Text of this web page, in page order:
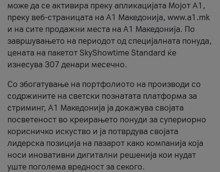
може да се активира преку апликацијата Мојот A1,
преку веб-страницата на А1 Македонија, www.a1.mk
и на сите продажни места на А1 Македонија. По
завршувањето на периодот од специјалната понуда,
цената на пакетот SkyShowtime Standard ќе
изнесува 307 денари месечно.
Со збогатување на портфолиото на производи со
содржините на светски познатата платформа за
стриминг, А1 Македонија ја докажува својата
посветеност во креирањето понуди за супериорно
корисничко искуство и ја потврдува својата
лидерска позиција на пазарот како компанија која
носи иновативни дигитални решенија кои нудат
уште поголема вредност за секого.